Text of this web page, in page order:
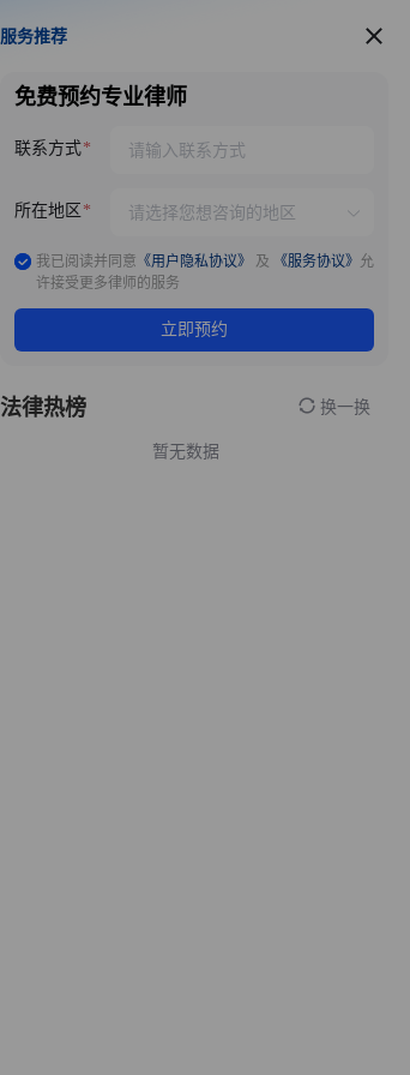
服务推荐
服务推荐
免费预约专业律师
联系方式
所在地区
我已阅读并同意 《用户隐私协议》 及 《服务协议》 允
许接受更多律师的服务
立即预约
法律热榜 换一换
暂无数据